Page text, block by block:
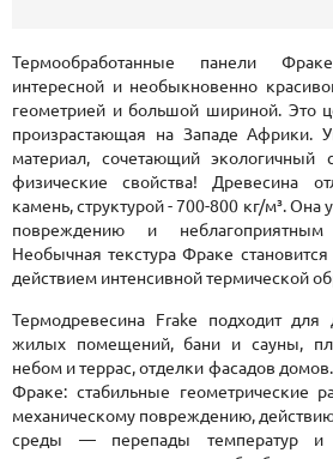
Термообработанные панели
интересной и необыкновенно
геометрией и большой шириной. Это
произрастающая на Западе Африки.
материал, сочетающий экологичный
физические свойства! Древесина
камень, структурой - 700-800 кг/м³. Она
повреждению и
Необычная текстура Фраке
действием интенсивной термической
Термодревесина Frake подходит для
жилых помещений, бани и сауны,
небом и террас, отделки фасадов
Фраке: стабильные геометрические
механическому повреждению,
среды — перепады температур и